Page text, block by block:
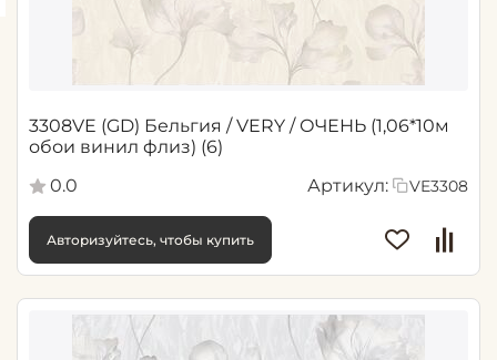
3308VE (GD) Бельгия / VERY / ОЧЕНЬ (1,06*10м
обои винил флиз) (6)
0.0
Артикул: VE3308
Авторизуйтесь, чтобы купить